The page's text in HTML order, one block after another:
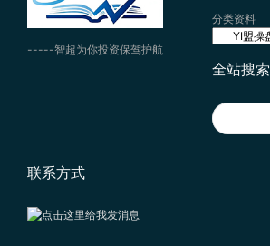
-----智超为你投资保驾护航
分类资料
全站搜索
联系方式